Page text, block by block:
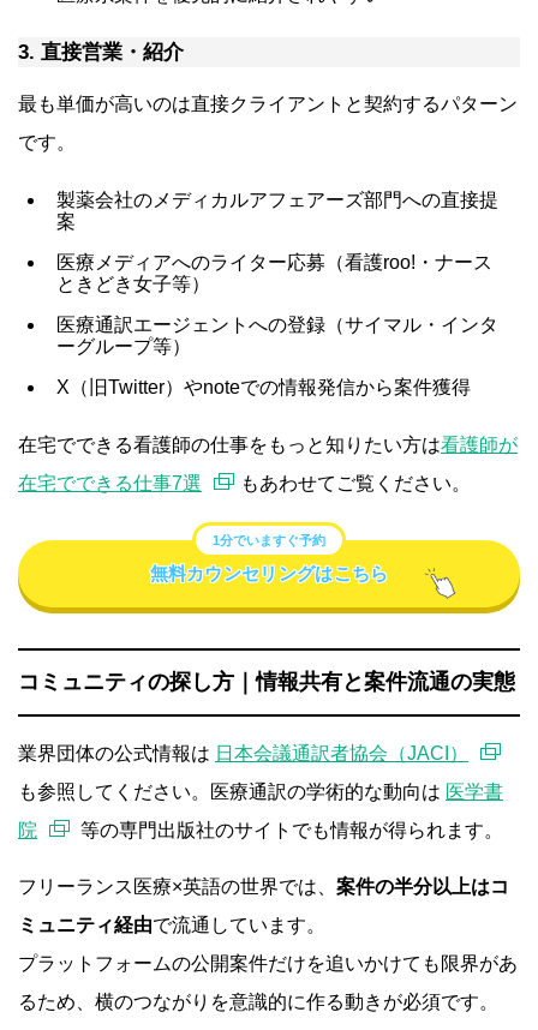
3. 直接営業・紹介
最も単価が高いのは直接クライアントと契約するパターン
です。
製薬会社のメディカルアフェアーズ部門への直接提
案
医療メディアへのライター応募（看護roo!・ナース
ときどき女子等）
医療通訳エージェントへの登録（サイマル・インタ
ーグループ等）
X（旧Twitter）やnoteでの情報発信から案件獲得
在宅でできる看護師の仕事をもっと知りたい方は看護師が
在宅でできる仕事7選
もあわせてご覧ください。
1分でいますぐ予約
無料カウンセリングはこちら
コミュニティの探し方｜情報共有と案件流通の実態
業界団体の公式情報は 日本会議通訳者協会（JACI）
も参照してください。医療通訳の学術的な動向は 医学書
院
等の専門出版社のサイトでも情報が得られます。
フリーランス医療×英語の世界では、 案件の半分以上はコ
ミュニティ経由で流通しています。
プラットフォームの公開案件だけを追いかけても限界があ
るため、横のつながりを意識的に作る動きが必須です。